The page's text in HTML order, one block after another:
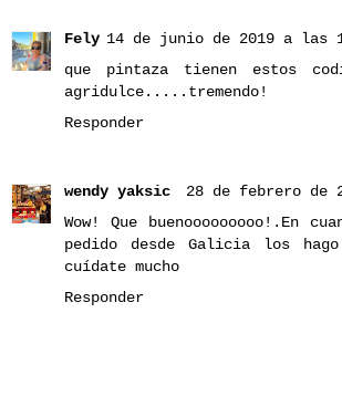
Fely 14 de junio de 2019 a las
que pintaza tienen estos
agridulce.....tremendo!
Responder
wendy yaksic
28 de febrero de
Wow! Que buenooooooooo!.En
pedido desde Galicia los
cuídate mucho
Responder